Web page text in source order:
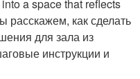
a space that reflects
расскажем, как сделать
для зала из
инструкции и